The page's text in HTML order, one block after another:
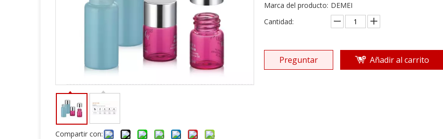
Compartir con:
Marca del producto: DEMEI
Cantidad:
Preguntar Añadir al carrito